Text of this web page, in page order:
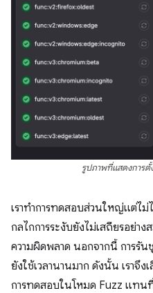
รูปภาพที่แสดงการ
เราทำการทดสอบส่วนใหญ่แต่ไ
กลไกการระงับยังไม่เสถียรอย่า
ความผิดพลาด นอกจากนี้ การรั
ยังใช้เวลานานมาก ดังนั้น เราจึ
การทดสอบในโหมด Fuzz แท